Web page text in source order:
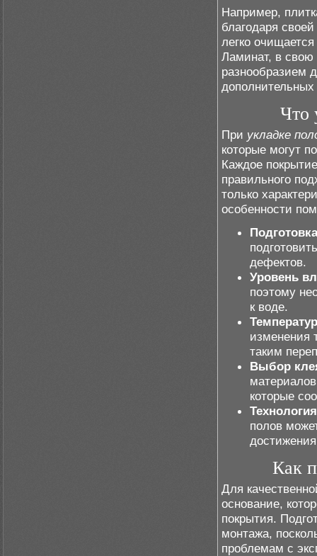
Например,
благодаря
легко
Ламинат, в свою
разнообразием
Что
При укладке
которые могут
Каждое
правильного
только
особенности
дефектов.
Уровень
поэтому
к воде.
изменения
таким
Выбор
которые
полов
Как
Для
основание,
покрытия.
монтажа,
проблемам с